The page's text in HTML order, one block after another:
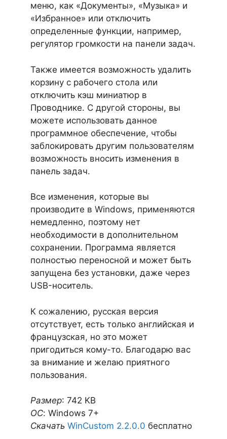
меню, как «Документы», «Музыка» и
«Избранное» или отключить
определенные функции, например,
регулятор громкости на панели задач.
Также имеется возможность удалить
корзину с рабочего стола или
отключить кэш миниатюр в
Проводнике. С другой стороны, вы
можете использовать данное
программное обеспечение, чтобы
заблокировать другим пользователям
возможность вносить изменения в
панель задач.
Все изменения, которые вы
производите в Windows, применяются
немедленно, поэтому нет
необходимости в дополнительном
сохранении. Программа является
полностью переносной и может быть
запущена без установки, даже через
USB-носитель.
К сожалению, русская версия
отсутствует, есть только английская и
французская, но это может
пригодиться кому-то. Благодарю вас
за внимание и желаю приятного
пользования.
Размер: 742 KB
ОС: Windows 7+
Скачать WinCustom 2.2.0.0 бесплатно